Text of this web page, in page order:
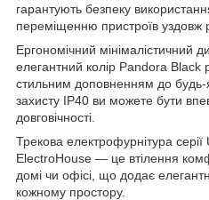
гарантують безпеку
переміщенню пристроїв уздовж
Ергономічний мінімалістичний
елегантний колір Pandora Black
стильним доповненням до будь-
захисту IP40 ви можете бути
довговічності.
Трекова електрофурнітура
ElectroHouse — це втілення
домі чи офісі, що додає
кожному простору.